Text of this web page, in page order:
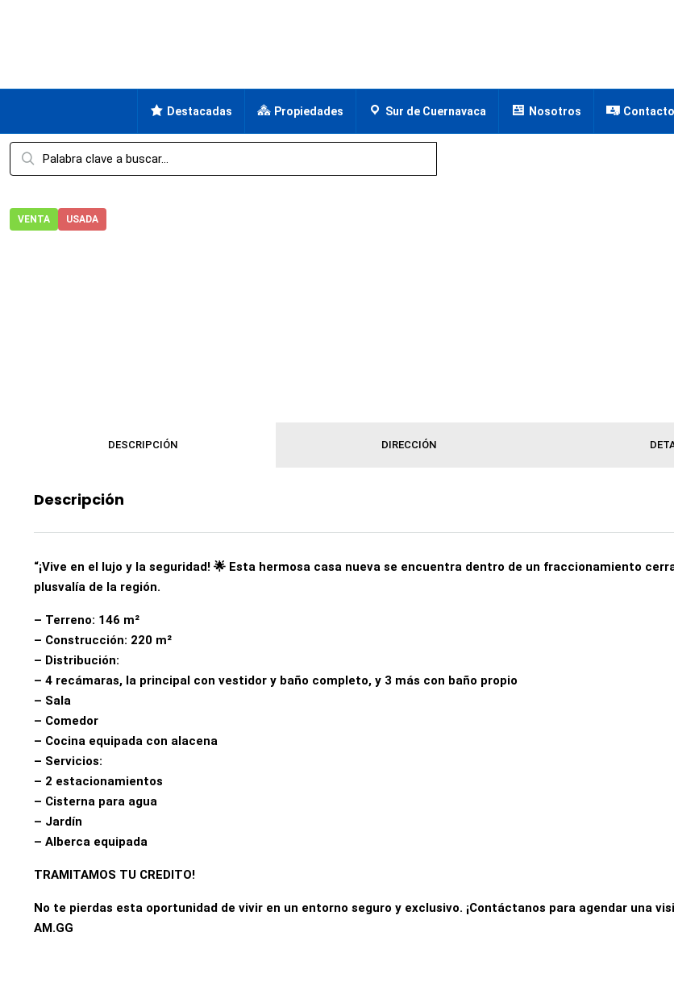
Destacadas Propiedades Sur de Cuernavaca Nosotros Contacto
VENTA USADA
DESCRIPCIÓN DIRECCIÓN
Descripción
“¡Vive en el lujo y la seguridad! 🌟 Esta hermosa casa nueva se encuentra dentro de un fraccionamiento
plusvalía de la región.
– Terreno: 146 m²
– Construcción: 220 m²
– Distribución:
– 4 recámaras, la principal con vestidor y baño completo, y 3 más con baño propio
– Sala
– Comedor
– Cocina equipada con alacena
– Servicios:
– 2 estacionamientos
– Cisterna para agua
– Jardín
– Alberca equipada
TRAMITAMOS TU CREDITO!
No te pierdas esta oportunidad de vivir en un entorno seguro y exclusivo. ¡Contáctanos para agendar una
AM.GG